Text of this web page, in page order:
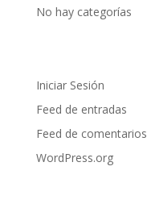
No hay categorías
Iniciar Sesión
Feed de entradas
Feed de comentarios
WordPress.org